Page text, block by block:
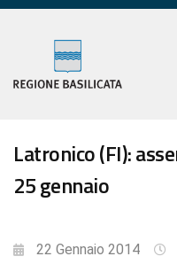
Latronico (FI):
25 gennaio
22 Gennaio 2014